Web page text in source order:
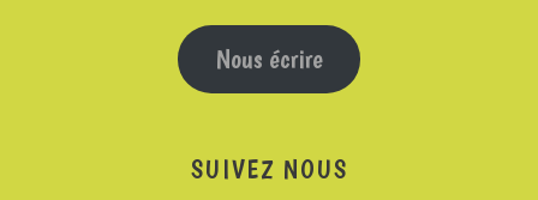
Nous écrire
SUIVEZ NOUS